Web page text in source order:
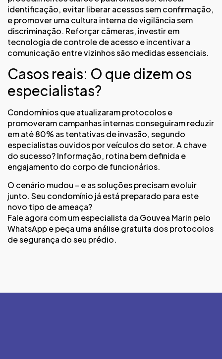
identificação, evitar liberar acessos sem confirmação,
e promover uma cultura interna de vigilância sem
discriminação. Reforçar câmeras, investir em
tecnologia de controle de acesso e incentivar a
comunicação entre vizinhos são medidas essenciais.
Casos reais: O que dizem os
especialistas?
Condomínios que atualizaram protocolos e
promoveram campanhas internas conseguiram reduzir
em até 80% as tentativas de invasão, segundo
especialistas ouvidos por veículos do setor. A chave
do sucesso? Informação, rotina bem definida e
engajamento do corpo de funcionários.
O cenário mudou – e as soluções precisam evoluir
junto. Seu condomínio já está preparado para este
novo tipo de ameaça?
Fale agora com um especialista da Gouvea Marin pelo
WhatsApp e peça uma análise gratuita dos protocolos
de segurança do seu prédio.